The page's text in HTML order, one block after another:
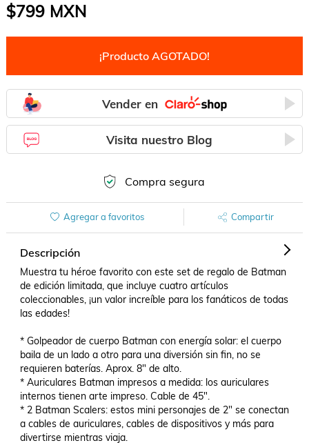
$799MXN
¡Producto AGOTADO!
Vender en
Visita nuestro Blog
Compra segura
Agregar a favoritos Compartir
Descripción
Muestra tu héroe favorito con este set de regalo de Batman
de edición limitada, que incluye cuatro artículos
coleccionables, ¡un valor increíble para los fanáticos de todas
las edades!
* Golpeador de cuerpo Batman con energía solar: el cuerpo
baila de un lado a otro para una diversión sin fin, no se
requieren baterías. Aprox. 8" de alto.
* Auriculares Batman impresos a medida: los auriculares
internos tienen arte impreso. Cable de 45".
* 2 Batman Scalers: estos mini personajes de 2" se conectan
a cables de auriculares, cables de dispositivos y más para
divertirse mientras viaja.